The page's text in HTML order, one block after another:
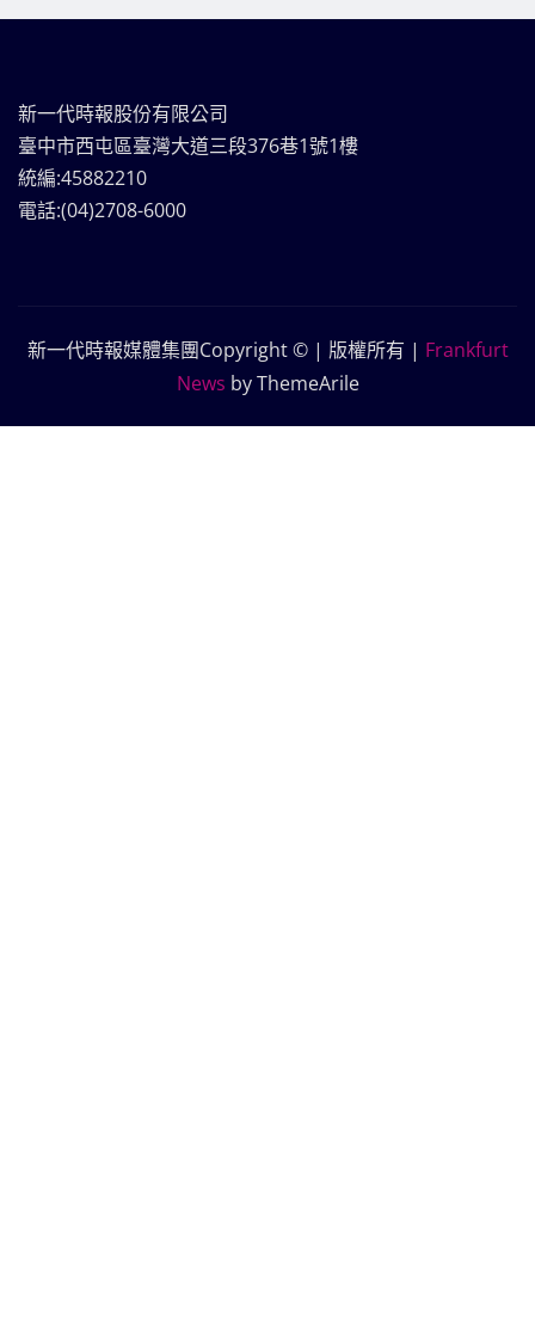
新一代時報股份有限公司
臺中市西屯區臺灣大道三段376巷1號1樓
統編:45882210
電話:(04)2708-6000
新一代時報媒體集團Copyright © | 版權所有 | Frankfurt
News by ThemeArile